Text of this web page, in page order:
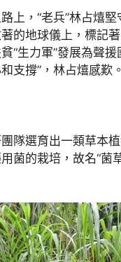
上，“老兵”林占熺
的地球儀上，標記
“生力軍”發展為聲
支撐”，林占熺感歎。
隊選育出一類草本
菌的栽培，故名“菌